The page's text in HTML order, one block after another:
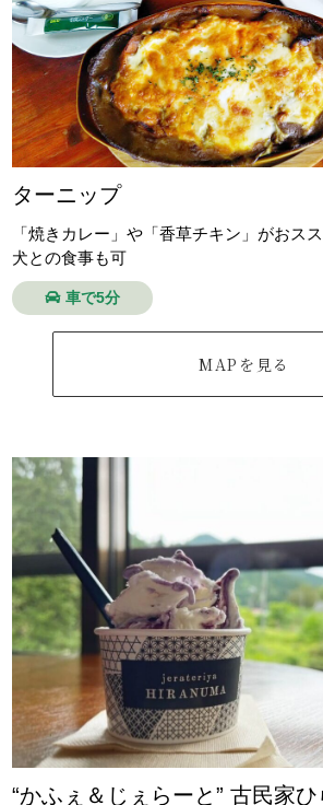
ターニップ
「焼きカレー」や「香草チキン」がおス
犬との食事も可
車で5分
MAPを見る
“かふぇ＆じぇらーと” 古民家ひ